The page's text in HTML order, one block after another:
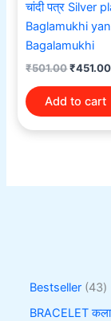
चांदी पत्र Silver
Baglamukhi
Bagalamukhi
₹501.00₹451.00
Add to cart
Bestseller 43
BRACELET